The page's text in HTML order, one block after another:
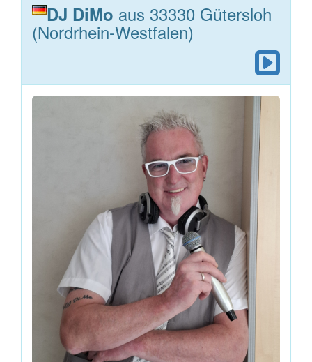
DJ DiMo aus 33330 Gütersloh
(Nordrhein-Westfalen)